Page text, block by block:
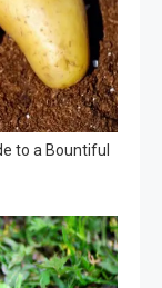
to a Bountiful